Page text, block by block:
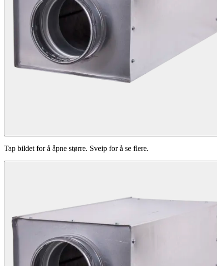
Tap bildet for å åpne større. Sveip for å se flere.